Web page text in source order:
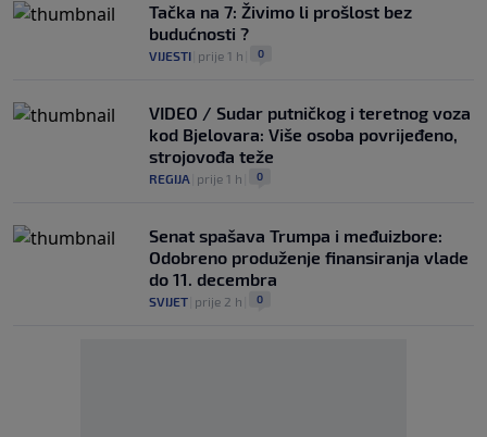
Tačka na 7: Živimo li prošlost bez
budućnosti ?
VIJESTI prije 1 h 0
VIDEO / Sudar putničkog i teretnog voza
kod Bjelovara: Više osoba povrijeđeno,
strojovođa teže
REGIJA prije 1 h 0
Senat spašava Trumpa i međuizbore:
Odobreno produženje finansiranja vlade
do 11. decembra
SVIJET prije 2 h 0